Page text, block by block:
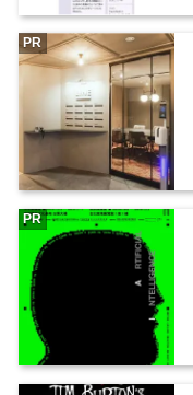
PR
PR